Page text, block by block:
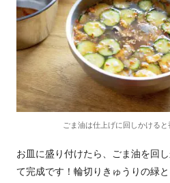
ごま油は仕上げに回しかけると
お皿に盛り付けたら、ごま油を回
て完成です！輪切りきゅうりの緑